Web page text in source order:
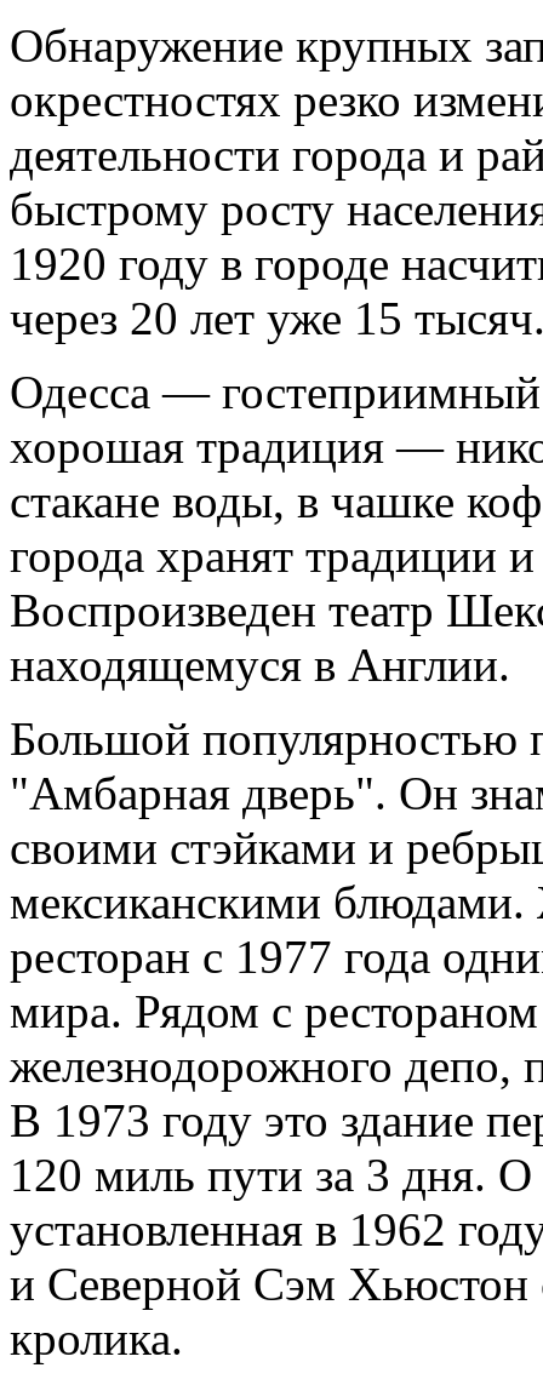
Обнаружение крупных
окрестностях резко
деятельности города и
быстрому росту
1920 году в городе
через 20 лет уже 15
Одесса —
хорошая традиция —
стакане воды, в чашке
города хранят традиции
Воспроизведен театр
находящемуся в Англии.
Большой популярностью
"Амбарная дверь". Он
своими стэйками и
мексиканскими блюдами.
ресторан с 1977 года
мира. Рядом с
железнодорожного депо,
В 1973 году это здание
120 миль пути за 3 дня.
установленная в 1962
и Северной Сэм Хьюстон
кролика.